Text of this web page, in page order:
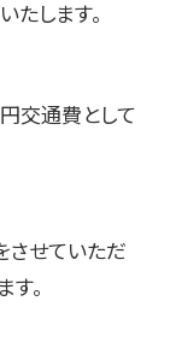
します。
通費として
せていただ
。